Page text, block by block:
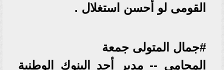
القومى لو أحسن استغلال .
#جمال المتولى جمعة
المحامى -- مدير أحد البنوك الوطنية